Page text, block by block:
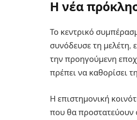
Η νέα
Το κεντρικό
συνόδευσε τη μελέτη,
την προηγούμενη
πρέπει να καθορίσει
Η επιστημονική
που θα προστατεύουν